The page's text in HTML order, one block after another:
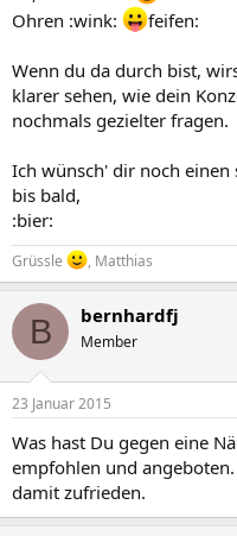
Ohren :wink:
feifen:
Wenn du da durch bist,
klarer sehen, wie dein
nochmals gezielter fragen.
Ich wünsch' dir noch einen
bis bald,
:bier:
Grüssle , Matthias
B bernhardfj
Member
23 Januar 2015
Was hast Du gegen eine
empfohlen und
damit zufrieden.